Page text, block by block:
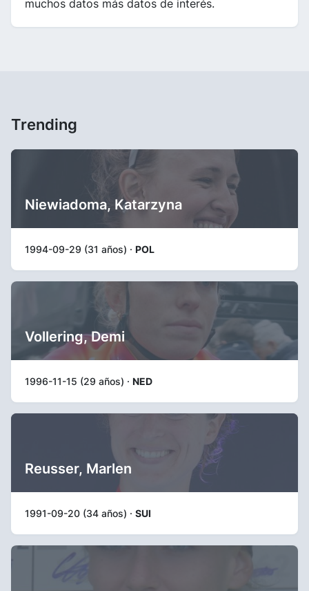
muchos datos más datos de interés.
Trending
Niewiadoma, Katarzyna
1994-09-29 (31 años) · POL
Vollering, Demi
1996-11-15 (29 años) · NED
Reusser, Marlen
1991-09-20 (34 años) · SUI